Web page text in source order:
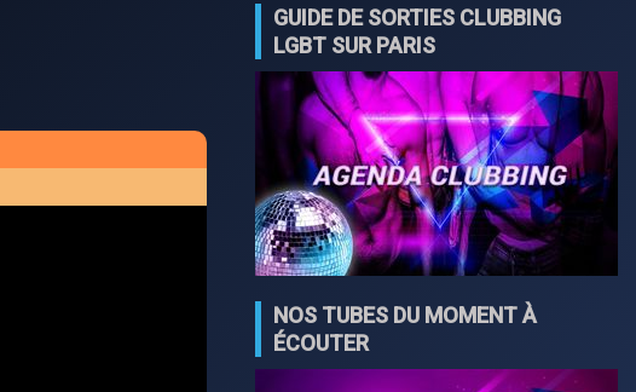
GUIDE DE SORTIES CLUBBING
LGBT SUR PARIS
NOS TUBES DU MOMENT À
ÉCOUTER